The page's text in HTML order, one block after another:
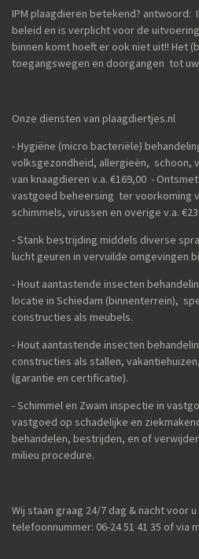
IPM plaagdieren betekend? antwoord:
beleid en is verplicht voor de
binnen komt hoeft er ook niet uit!! Het
toegangswegen en doorgangen tot
Onze diensten van plaagdiertjes.nl
- Hygiëne (micro bacteriële)
volksgezondheid, allergieën, schoon,
van knaagdieren v.a. €169,00 -
vastgoed beheersing ter voorkoming
schimmels, virussen en overige v.a.
- Stank bestrijding middels diverse
lucht geuren in vervuilde omgevingen
- Hout aantastende insecten
locatie in Schiedam (binnenterrein),
constructies als meubels.
- Hout aantastende insecten
constructies als stallen,
(garantie en certificatie).
- Schimmel en Zwam inspectie in
vastgoed op schadelijke en
behandelen, bestrijden, en of
milieu procedure.
Wij staan graag 24/7 dag & nacht voor
telefoonnummer: 06-24 51 41 35 of via